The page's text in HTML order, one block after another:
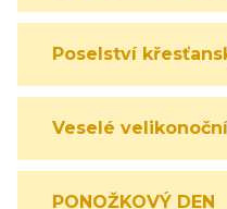
Poselství
Veselé
PONOŽKOVÝ DEN